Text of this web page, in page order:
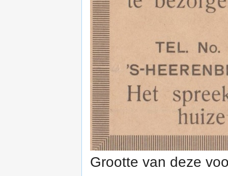
Grootte van deze